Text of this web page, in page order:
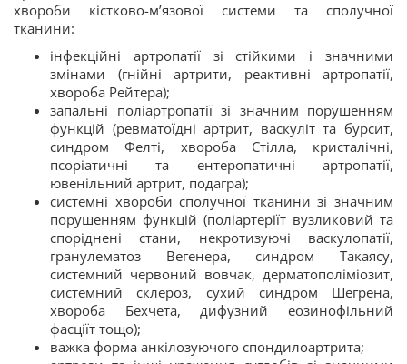
хвороби кістково-м’язової системи та сполучної
тканини:
інфекційні артропатії зі стійкими і значними
змінами (гнійні артрити, реактивні артропатії,
хвороба Рейтера);
запальні поліартропатії зі значним порушенням
функцій (ревматоїдні артрит, васкуліт та бурсит,
синдром Фелті, хвороба Стілла, кристалічні,
псоріатичні та ентеропатичні артропатії,
ювенільний артрит, подагра);
системні хвороби сполучної тканини зі значним
порушенням функцій (поліартеріїт вузликовий та
споріднені стани, некротизуючі васкулопатії,
гранулематоз Вегенера, синдром Такаясу,
системний червоний вовчак, дерматополіміозит,
системний склероз, сухий синдром Шегрена,
хвороба Бехчета, дифузний еозинофільний
фасціїт тощо);
важка форма анкілозуючого спондилоартрита;